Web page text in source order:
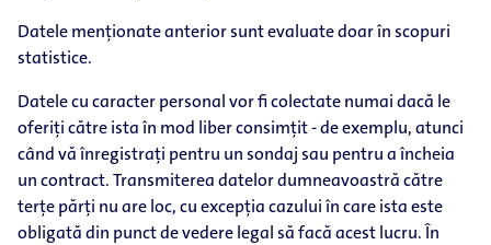
Datele menționate anterior sunt evaluate doar în scopuri
statistice.
Datele cu caracter personal vor fi colectate numai dacă le
oferiți către ista în mod liber consimțit - de exemplu, atunci
când vă înregistrați pentru un sondaj sau pentru a încheia
un contract. Transmiterea datelor dumneavoastră către
terțe părți nu are loc, cu excepția cazului în care ista este
obligată din punct de vedere legal să facă acest lucru. În